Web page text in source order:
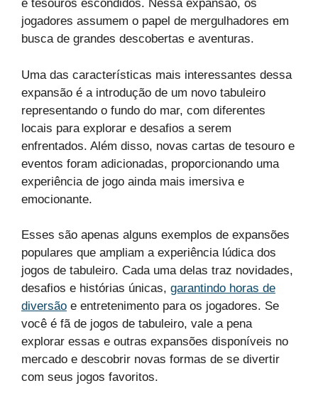
e tesouros escondidos. Nessa expansão, os
jogadores assumem o papel de mergulhadores em
busca de grandes descobertas e aventuras.
Uma das características mais interessantes dessa
expansão é a introdução de um novo tabuleiro
representando o fundo do mar, com diferentes
locais para explorar e desafios a serem
enfrentados. Além disso, novas cartas de tesouro e
eventos foram adicionadas, proporcionando uma
experiência de jogo ainda mais imersiva e
emocionante.
Esses são apenas alguns exemplos de expansões
populares que ampliam a experiência lúdica dos
jogos de tabuleiro. Cada uma delas traz novidades,
desafios e histórias únicas, garantindo horas de
diversão e entretenimento para os jogadores. Se
você é fã de jogos de tabuleiro, vale a pena
explorar essas e outras expansões disponíveis no
mercado e descobrir novas formas de se divertir
com seus jogos favoritos.